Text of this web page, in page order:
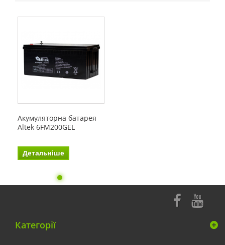
Акумуляторна батарея
Altek 6FM200GEL
Детальніше
Категорії